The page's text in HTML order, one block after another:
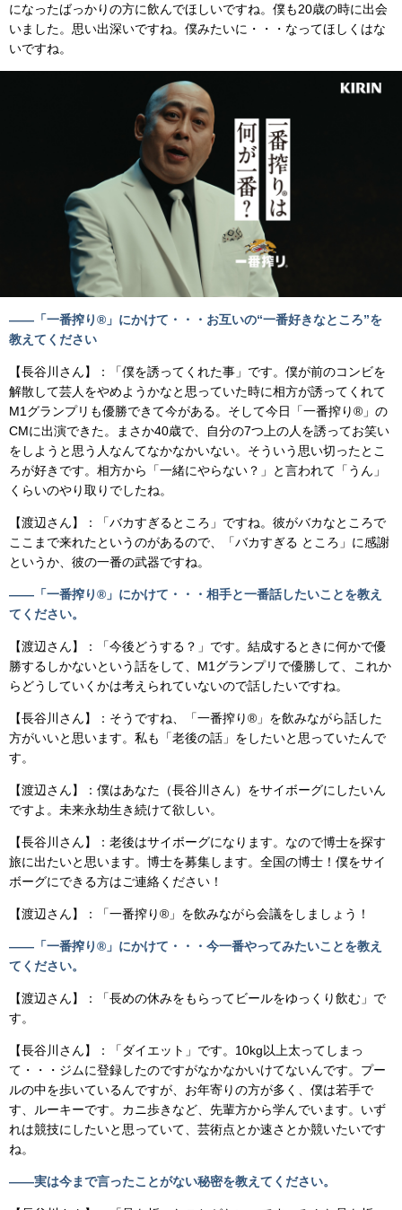
になったばっかりの方に飲んでほしいですね。僕も20歳の時に出会
いました。思い出深いですね。僕みたいに・・・なってほしくはな
いですね。
――「一番搾り®」にかけて・・・お互いの“一番好きなところ”を
教えてください
【長谷川さん】：「僕を誘ってくれた事」です。僕が前のコンビを
解散して芸人をやめようかなと思っていた時に相方が誘ってくれて
M1グランプリも優勝できて今がある。そして今日「一番搾り®」の
CMに出演できた。まさか40歳で、自分の7つ上の人を誘ってお笑い
をしようと思う人なんてなかなかいない。そういう思い切ったとこ
ろが好きです。相方から「一緒にやらない？」と言われて「うん」
くらいのやり取りでしたね。
【渡辺さん】：「バカすぎるところ」ですね。彼がバカなところで
ここまで来れたというのがあるので、「バカすぎる ところ」に感謝
というか、彼の一番の武器ですね。
――「一番搾り®」にかけて・・・相手と一番話したいことを教え
てください。
【渡辺さん】：「今後どうする？」です。結成するときに何かで優
勝するしかないという話をして、M1グランプリで優勝して、これか
らどうしていくかは考えられていないので話したいですね。
【長谷川さん】：そうですね、「一番搾り®」を飲みながら話した
方がいいと思います。私も「老後の話」をしたいと思っていたんで
す。
【渡辺さん】：僕はあなた（長谷川さん）をサイボーグにしたいん
ですよ。未来永劫生き続けて欲しい。
【長谷川さん】：老後はサイボーグになります。なので博士を探す
旅に出たいと思います。博士を募集します。全国の博士！僕をサイ
ボーグにできる方はご連絡ください！
【渡辺さん】：「一番搾り®」を飲みながら会議をしましょう！
――「一番搾り®」にかけて・・・今一番やってみたいことを教え
てください。
【渡辺さん】：「長めの休みをもらってビールをゆっくり飲む」で
す。
【長谷川さん】：「ダイエット」です。10kg以上太ってしまっ
て・・・ジムに登録したのですがなかなかいけてないんです。プー
ルの中を歩いているんですが、お年寄りの方が多く、僕は若手で
す、ルーキーです。カニ歩きなど、先輩方から学んでいます。いず
れは競技にしたいと思っていて、芸術点とか速さとか競いたいです
ね。
――実は今まで言ったことがない秘密を教えてください。